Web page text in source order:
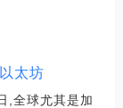
太坊
,全球尤其是加